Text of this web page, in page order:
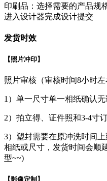
印刷品：选择需要的产品规
进入设计器完成设计提交
发货时效
【照片冲印】
照片审核（审核时间8小时
1）单一尺寸单一相纸确认
2）拍立得、证件照和3-4寸
3）塑封需要在原冲洗时间
相纸或尺寸，发货时间会顺
型~~)
【影像定制】